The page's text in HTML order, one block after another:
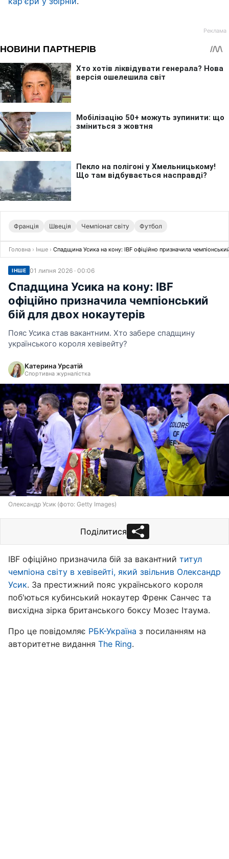
Франція Швеція Чемпіонат світу Футбол
Головна › Інше › Спадщина Усика на кону: IBF офіційно призначила
ІНШЕ 01 липня 2026 · 00:06
Спадщина Усика на кону: IBF
офіційно призначила чемпіонський
бій для двох нокаутерів
Пояс Усика став вакантним. Хто забере спадщину
українського короля хевівейту?
Катерина Урсатій
Спортивна журналістка
Олександр Усик (фото: Getty Images)
Поділитися
IBF офіційно призначила бій за вакантний титул
чемпіона світу в хевівейті, який звільнив Олександр
Усик. За престижний пояс українського короля
поб'ються кубинський нокаутер Френк Санчес та
висхідна зірка британського боксу Мозес Ітаума.
Про це повідомляє РБК-Україна з посиланням на
авторитетне видання The Ring.